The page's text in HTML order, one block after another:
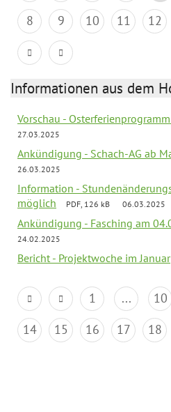
8
9 10 11 12
Informationen aus dem
Vorschau -
27.03.2025
Ankündigung - Schach-AG ab
26.03.2025
Information -
möglich
PDF, 126 kB 06.03.2025
Ankündigung - Fasching am
24.02.2025
Bericht - Projektwoche im Januar
1 ... 10
14
15 16 17 18